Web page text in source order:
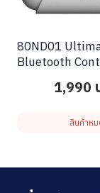
80ND01
Bluetooth
1,990
สินค้าหม